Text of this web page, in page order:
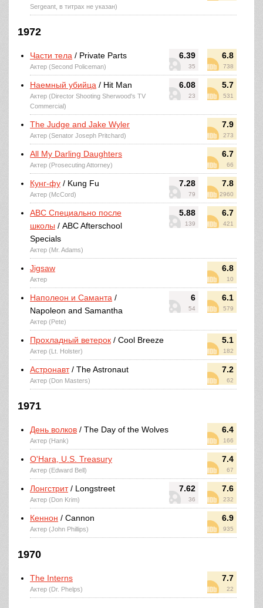
Sergeant, в титрах не указан)
1972
6.39
35
6.8
738
Части тела / Private Parts
Актер (Second Policeman)
6.08
23
5.7
531
Наемный убийца / Hit Man
Актер (Director Shooting Sherwood's TV
Commercial)
7.9
273
The Judge and Jake Wyler
Актер (Senator Joseph Pritchard)
6.7
66
All My Darling Daughters
Актер (Prosecuting Attorney)
7.28
79
7.8
2960
Кунг-фу / Kung Fu
Актер (McCord)
5.88
139
6.7
421
ABC Специально после
школы / ABC Afterschool
Specials
Актер (Mr. Adams)
6.8
10
Jigsaw
Актер
6
54
6.1
579
Наполеон и Саманта /
Napoleon and Samantha
Актер (Pete)
5.1
182
Прохладный ветерок / Cool Breeze
Актер (Lt. Holster)
7.2
62
Астронавт/ The Astronaut
Актер (Don Masters)
1971
6.4
166
День волков / The Day of the Wolves
Актер (Hank)
7.4
67
O'Hara, U.S. Treasury
Актер (Edward Bell)
7.62
36
7.6
232
Лонгстрит/ Longstreet
Актер (Don Krim)
6.9
935
Кеннон / Cannon
Актер (John Phillips)
1970
7.7
22
The Interns
Актер (Dr. Phelps)